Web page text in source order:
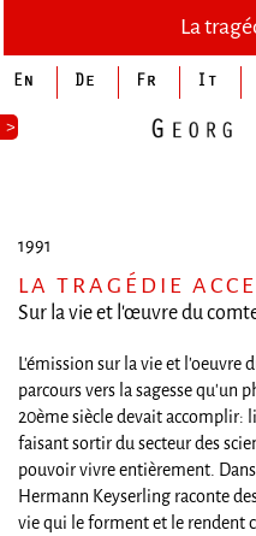
>
La
1991
LA TRAGÉDIE
Sur la vie et l'œuvre du
L'émission sur la vie et l'oeuvre
parcours vers la sagesse qu'un
20ème siècle devait accomplir:
faisant sortir du secteur des
pouvoir vivre entièrement.
Hermann Keyserling raconte
vie qui le forment et le rendent